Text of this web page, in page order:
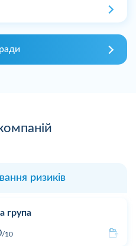
ризиків
група
10